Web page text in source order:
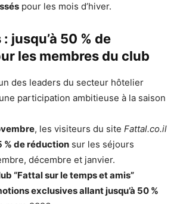
pour les mois d’hiver.
jusqu’à 50 % de
les membres du club
des leaders du secteur hôtelier
participation ambitieuse à la saison
, les visiteurs du site Fattal.co.il
% de réduction sur les séjours
décembre et janvier.
“Fattal sur le temps et amis”
exclusives allant jusqu’à 50 %